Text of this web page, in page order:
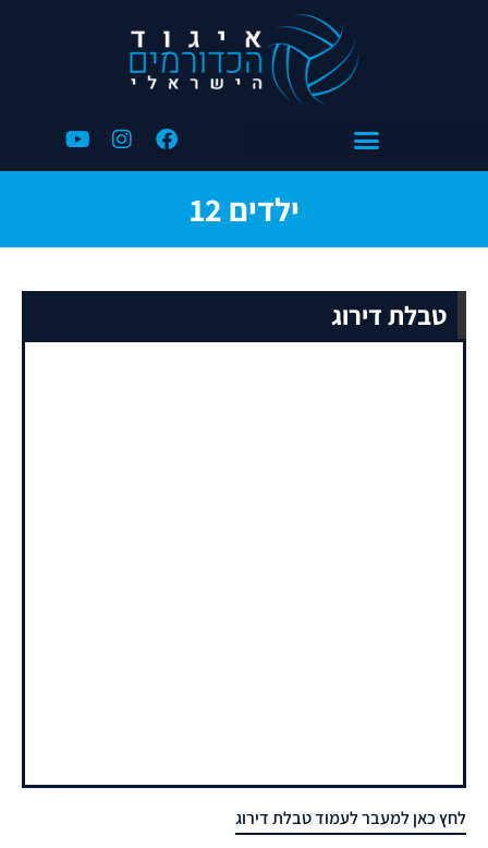
ילדים 12
טבלת דירוג
לחץ כאן למעבר לעמוד טבלת דירוג